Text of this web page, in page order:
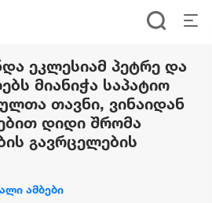
ეკლესიამ პეტრე და
მიანიჭა საპატიო
თავნი, ვინაიდან
დიდი შრომა
გავრცელების
ამბები